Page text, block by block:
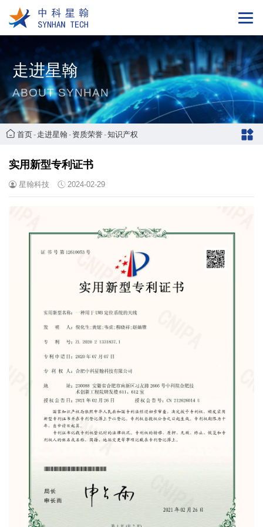
走进星翰
ABOUT SYNHAN
首页- 走进星翰- 资质荣誉-知识产权
实用新型专利证书
星翰科技 2024-02-29